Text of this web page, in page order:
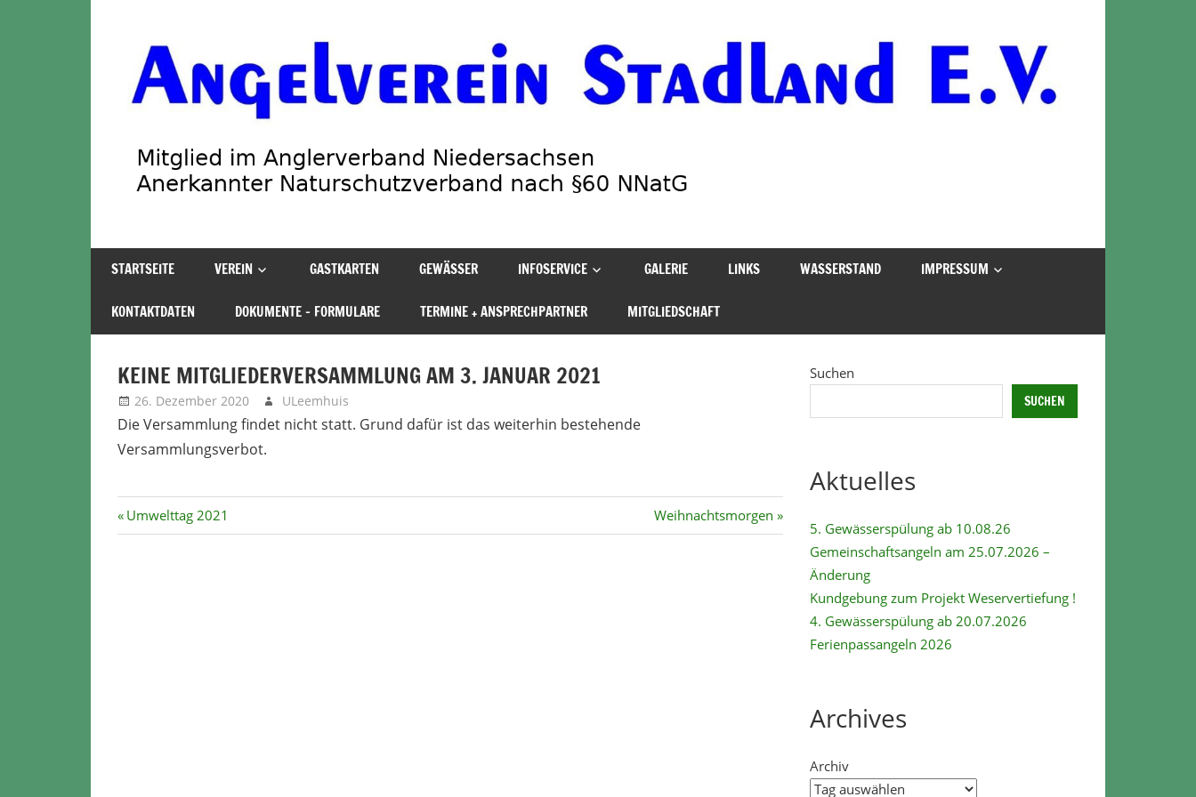
Angelverein
Stadland
STARTSEITE VEREIN GASTKARTEN GEWÄSSER INFOSERVICE GALERIE LINKS WASSERSTAND IMPRESSUM
KONTAKTDATEN DOKUMENTE – FORMULARE TERMINE + ANSPRECHPARTNER MITGLIEDSCHAFT
KEINE MITGLIEDERVERSAMMLUNG AM 3. JANUAR 2021
26. Dezember 2020 ULeemhuis
Die Versammlung findet nicht statt. Grund dafür ist das weiterhin bestehende
Versammlungsverbot.
Beitragsnavigation
Vorheriger
Beitrag:
Umwelttag 2021
Nächster
Beitrag:
Weihnachtsmorgen
Suchen
SUCHEN
Aktuelles
5. Gewässerspülung ab 10.08.26
Gemeinschaftsangeln am 25.07.2026 –
Änderung
Kundgebung zum Projekt Weservertiefung !
4. Gewässerspülung ab 20.07.2026
Ferienpassangeln 2026
Archives
Archiv